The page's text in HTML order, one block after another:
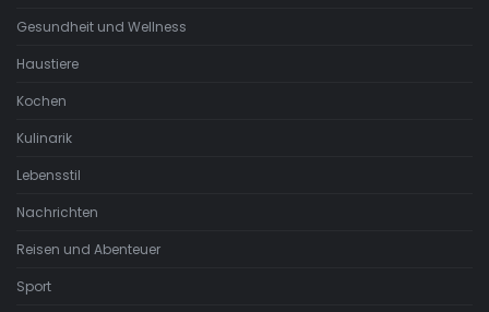
Gesundheit und Wellness
Haustiere
Kochen
Kulinarik
Lebensstil
Nachrichten
Reisen und Abenteuer
Sport